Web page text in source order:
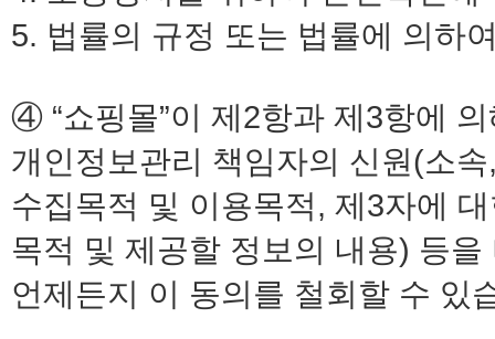
5. 법률의 규정 또는 법률에 의하
④ “쇼핑몰”이 제2항과 제3항에
개인정보관리 책임자의 신원(소
수집목적 및 이용목적, 제3자에
목적 및 제공할 정보의 내용) 등
언제든지 이 동의를 철회할 수 있